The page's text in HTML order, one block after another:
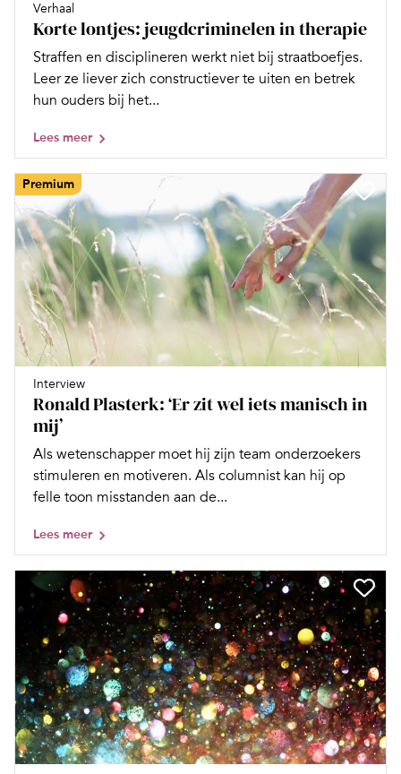
Verhaal
Korte lontjes: jeugdcriminelen in therapie
Straffen en disciplineren werkt niet bij straatboefjes.
Leer ze liever zich constructiever te uiten en betrek
hun ouders bij het...
Lees meer
Premium
Interview
Ronald Plasterk: ‘Er zit wel iets manisch in
mij’
Als wetenschapper moet hij zijn team onderzoekers
stimuleren en motiveren. Als columnist kan hij op
felle toon misstanden aan de...
Lees meer